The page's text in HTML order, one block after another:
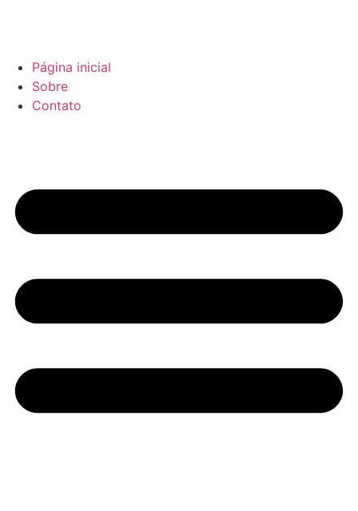
Página inicial
Sobre
Contato